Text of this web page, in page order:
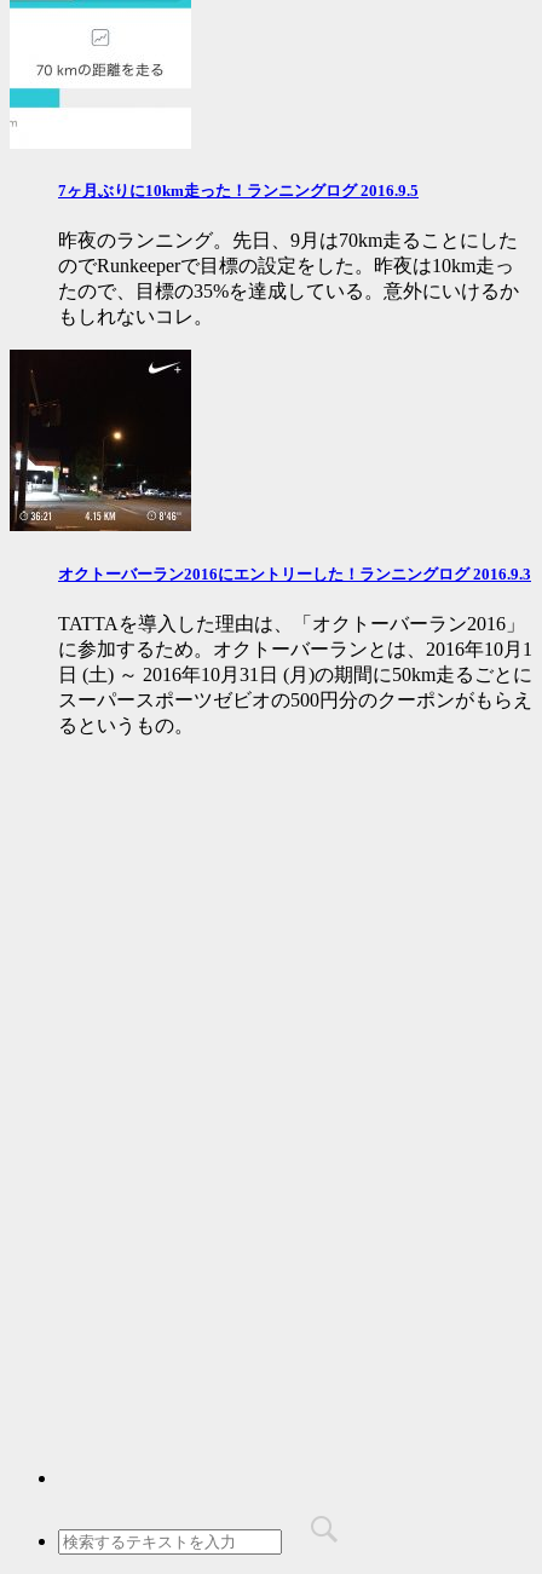
7ヶ月ぶりに10km走った！ランニングログ 2016.9.5
昨夜のランニング。先日、9月は70km走ることにした
のでRunkeeperで目標の設定をした。昨夜は10km走っ
たので、目標の35%を達成している。意外にいけるか
もしれないコレ。
オクトーバーラン2016にエントリーした！ランニングログ 2016.9.3
TATTAを導入した理由は、「オクトーバーラン2016」
に参加するため。オクトーバーランとは、2016年10月1
日 (土) ～ 2016年10月31日 (月)の期間に50km走るごとに
スーパースポーツゼビオの500円分のクーポンがもらえ
るというもの。